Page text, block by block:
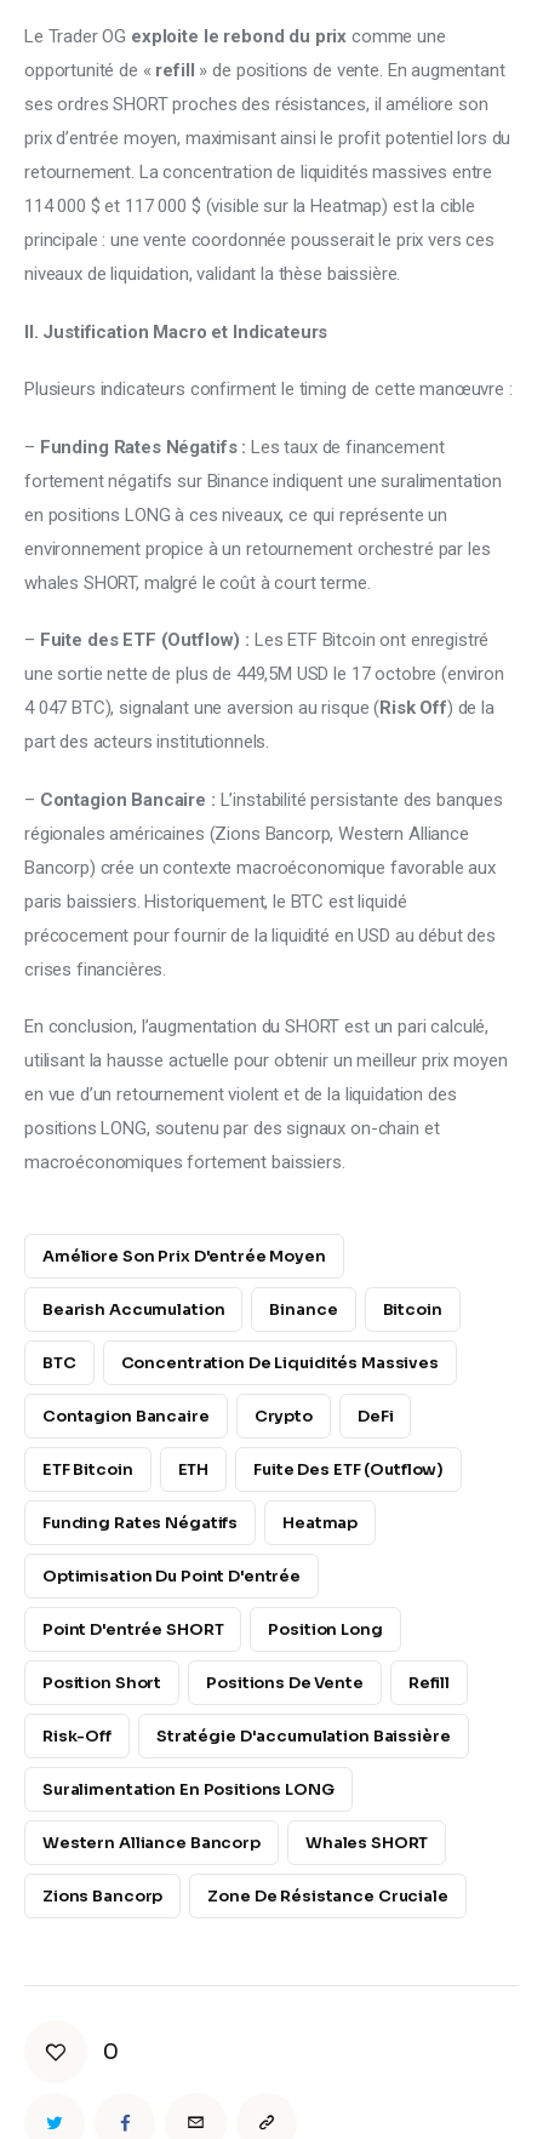
Le Trader OG exploite le rebond du prix comme une
opportunité de « refill » de positions de vente. En augmentant
ses ordres SHORT proches des résistances, il améliore son
prix d’entrée moyen, maximisant ainsi le profit potentiel lors du
retournement. La concentration de liquidités massives entre
114 000 $ et 117 000 $ (visible sur la Heatmap) est la cible
principale : une vente coordonnée pousserait le prix vers ces
niveaux de liquidation, validant la thèse baissière.
II. Justification Macro et Indicateurs
Plusieurs indicateurs confirment le timing de cette manœuvre :
– Funding Rates Négatifs : Les taux de financement
fortement négatifs sur Binance indiquent une suralimentation
en positions LONG à ces niveaux, ce qui représente un
environnement propice à un retournement orchestré par les
whales SHORT, malgré le coût à court terme.
– Fuite des ETF (Outflow) : Les ETF Bitcoin ont enregistré
une sortie nette de plus de 449,5M USD le 17 octobre (environ
4 047 BTC), signalant une aversion au risque (Risk Off) de la
part des acteurs institutionnels.
– Contagion Bancaire : L’instabilité persistante des banques
régionales américaines (Zions Bancorp, Western Alliance
Bancorp) crée un contexte macroéconomique favorable aux
paris baissiers. Historiquement, le BTC est liquidé
précocement pour fournir de la liquidité en USD au début des
crises financières.
En conclusion, l’augmentation du SHORT est un pari calculé,
utilisant la hausse actuelle pour obtenir un meilleur prix moyen
en vue d’un retournement violent et de la liquidation des
positions LONG, soutenu par des signaux on-chain et
macroéconomiques fortement baissiers.
Améliore Son Prix D'entrée Moyen
Bearish Accumulation Binance Bitcoin
BTC Concentration De Liquidités Massives
Contagion Bancaire Crypto DeFi
ETF Bitcoin ETH Fuite Des ETF (Outflow)
Funding Rates Négatifs Heatmap
Optimisation Du Point D'entrée
Point D'entrée SHORT Position Long
Position Short Positions De Vente Refill
Risk-Off Stratégie D'accumulation Baissière
Suralimentation En Positions LONG
Western Alliance Bancorp Whales SHORT
Zions Bancorp Zone De Résistance Cruciale
0